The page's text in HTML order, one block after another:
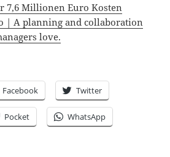
7,6 Millionen Euro Kosten
| A planning and collaboration
love.
Facebook Twitter
Pocket WhatsApp